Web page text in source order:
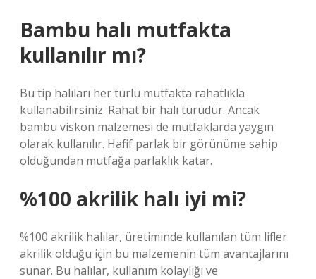
Bambu halı mutfakta
kullanılır mı?
Bu tip halıları her türlü mutfakta rahatlıkla
kullanabilirsiniz. Rahat bir halı türüdür. Ancak
bambu viskon malzemesi de mutfaklarda yaygın
olarak kullanılır. Hafif parlak bir görünüme sahip
olduğundan mutfağa parlaklık katar.
%100 akrilik halı iyi mi?
%100 akrilik halılar, üretiminde kullanılan tüm lifler
akrilik olduğu için bu malzemenin tüm avantajlarını
sunar. Bu halılar, kullanım kolaylığı ve